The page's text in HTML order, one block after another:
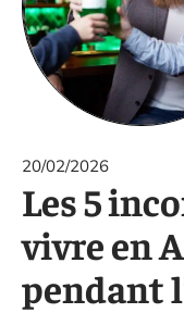
20/02/2026
Les 5
vivre en
pendant